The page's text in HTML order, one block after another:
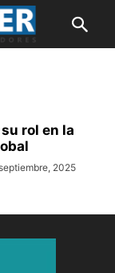
rol en la
2025